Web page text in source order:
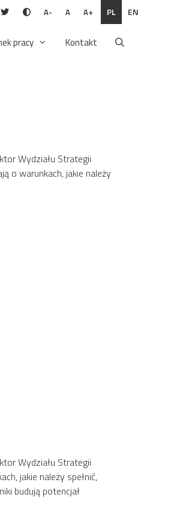
A- A A+ PL EN
pracy Kontakt
Wydziału Strategii
o warunkach, jakie należy
Wydziału Strategii
jakie należy spełnić,
budują potencjał